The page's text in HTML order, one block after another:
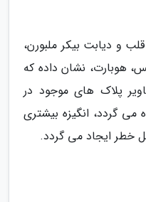
و دیابت بیکر ملبورن،
هوبارت، نشان داده که
پلاک های موجود در
می گردد، انگیزه بیشتری
خطر ایجاد می گردد.